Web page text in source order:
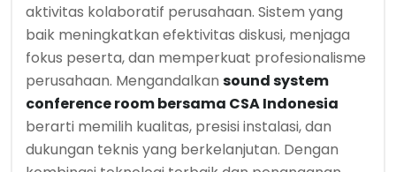
aktivitas kolaboratif perusahaan. Sistem yang
baik meningkatkan efektivitas diskusi, menjaga
fokus peserta, dan memperkuat profesionalisme
perusahaan. Mengandalkan sound system
conference room bersama CSA Indonesia
berarti memilih kualitas, presisi instalasi, dan
dukungan teknis yang berkelanjutan. Dengan